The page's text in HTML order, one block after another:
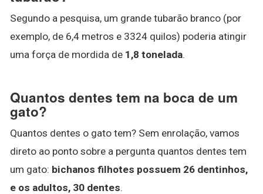
Segundo a pesquisa, um grande tubarão branco (por
exemplo, de 6,4 metros e 3324 quilos) poderia atingir
uma força de mordida de 1,8 tonelada.
Quantos dentes tem na boca de um
gato?
Quantos dentes o gato tem? Sem enrolação, vamos
direto ao ponto sobre a pergunta quantos dentes tem
um gato: bichanos filhotes possuem 26 dentinhos,
e os adultos, 30 dentes.